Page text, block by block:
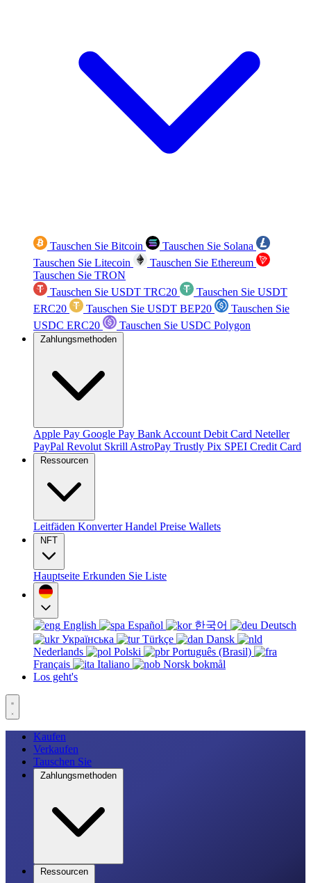
Tauschen Sie Bitcoin
Tauschen Sie Solana
Tauschen Sie Litecoin
Tauschen Sie Ethereum
Tauschen Sie TRON
Tauschen Sie USDT TRC20
Tauschen Sie USDT
ERC20
Tauschen Sie USDT BEP20
Tauschen Sie
USDC ERC20
Tauschen Sie USDC Polygon
Zahlungsmethoden
Apple Pay Google Pay Bank Account Debit Card Neteller
PayPal Revolut Skrill AstroPay Trustly Pix SPEI Credit Card
Ressourcen
Leitfäden KonverterHandel Preise Wallets
NFT
Hauptseite Erkunden Sie Liste
English Español 한국어
Deutsch
Українська
Türkçe
Dansk
Nederlands
Polski
Português (Brasil)
Français
Italiano
Norsk bokmål
Los geht's
Kaufen
Verkaufen
Tauschen Sie
Zahlungsmethoden
Ressourcen